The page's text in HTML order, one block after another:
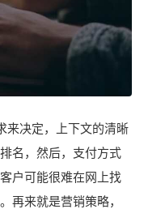
来决定，上下文的清晰
名，然后，支付方式
户可能很难在网上找
再来就是营销策略，